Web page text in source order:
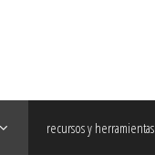
recursos y herramientas